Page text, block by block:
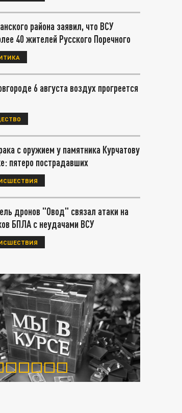
района заявил, что ВСУ
40 жителей Русского Поречного
6 августа воздух прогреется
с оружием у памятника Курчатову
пятеро пострадавших
дронов "Овод" связал атаки на
БПЛА с неудачами ВСУ